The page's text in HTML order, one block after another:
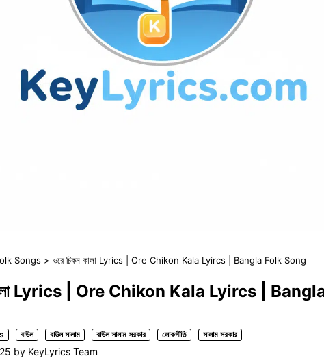
Songs > ওরে চিকন কালা Lyrics | Ore Chikon Kala Lyircs | Bangla Folk Song
Lyrics | Ore Chikon Kala Lyircs |
বাউল বাউল সালাম বাউল সালাম সরকার লোকগীতি সালাম সরকার
by KeyLyrics Team